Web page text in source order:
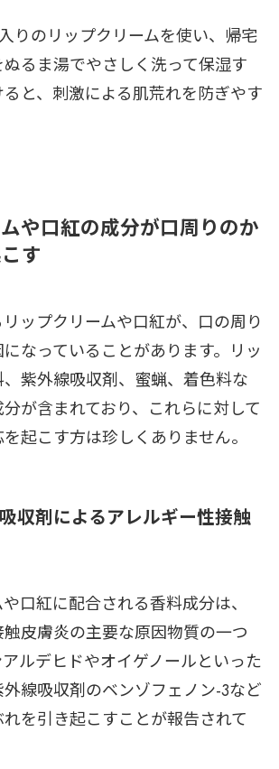
りのリップクリームを使い、帰宅
るま湯でやさしく洗って保湿す
と、刺激による肌荒れを防ぎやす
や口紅の成分が口周りのか
す
ップクリームや口紅が、口の周り
なっていることがあります。リッ
紫外線吸収剤、蜜蝋、着色料な
が含まれており、これらに対して
起こす方は珍しくありません。
収剤によるアレルギー性接触
口紅に配合される香料成分は、
皮膚炎の主要な原因物質の一つ
ルデヒドやオイゲノールといった
線吸収剤のベンゾフェノン-3など
を引き起こすことが報告されて